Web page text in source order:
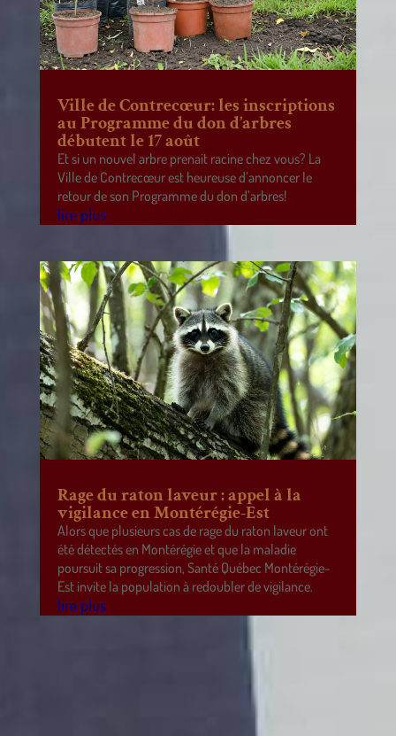
Ville de Contrecœur: les inscriptions
au Programme du don d’arbres
débutent le 17 août
Et si un nouvel arbre prenait racine chez vous? La
Ville de Contrecœur est heureuse d’annoncer le
retour de son Programme du don d’arbres!
lire plus
Rage du raton laveur : appel à la
vigilance en Montérégie-Est
Alors que plusieurs cas de rage du raton laveur ont
été détectés en Montérégie et que la maladie
poursuit sa progression, Santé Québec Montérégie-
Est invite la population à redoubler de vigilance.
lire plus